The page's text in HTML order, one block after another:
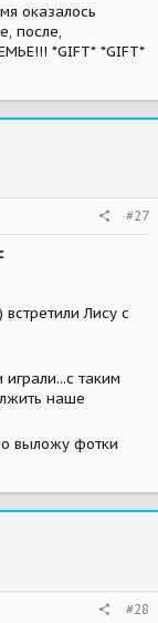
оказалось
после,
*GIFT* *GIFT*
#27
Лису с
таким
наше
выложу фотки
#28